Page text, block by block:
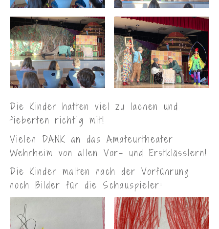
Die Kinder hatten viel zu lachen und
fieberten richtig mit!
Vielen DANK an das Amateurtheater
Wehrheim von allen Vor- und Erstklässlern!
Die Kinder malten nach der Vorführung
noch Bilder für die Schauspieler: